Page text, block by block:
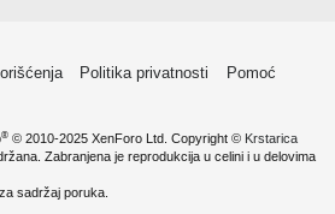
Politika privatnosti
Pomoć
® © 2010-2025 XenForo Ltd. Copyright © Krstarica
Zabranjena je reprodukcija u celini i u delovima
sadržaj poruka.